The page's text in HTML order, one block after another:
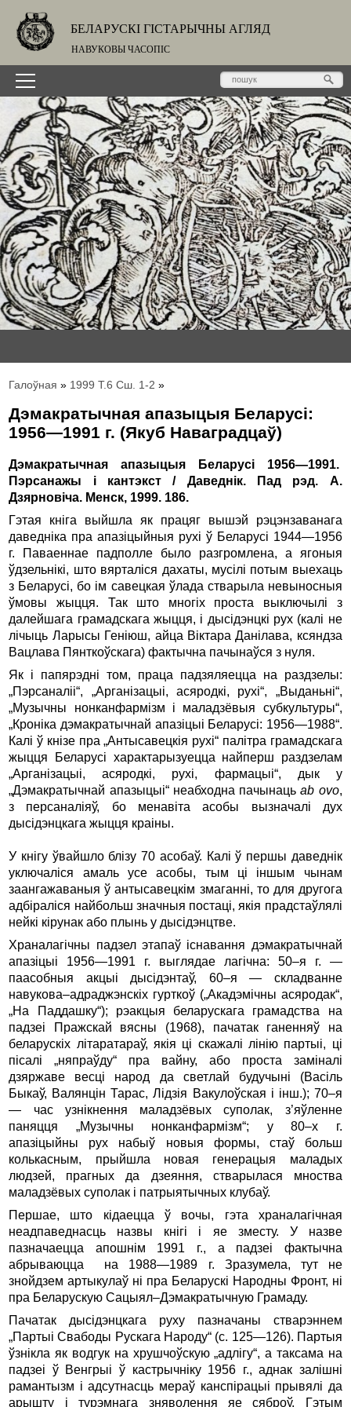
БЕЛАРУСКІ ГІСТАРЫЧНЫ АГЛЯД
НАВУКОВЫ ЧАСОПІС
Галоўная » 1999 Т.6 Сш. 1-2 »
Дэмакратычная апазыцыя Беларусі:
1956—1991 г. (Якуб Наваградцаў)
Дэмакратычная апазыцыя Беларусі 1956—1991.
Пэрсанажы і кантэкст / Даведнік. Пад рэд. А.
Дзярновіча. Менск, 1999. 186.
Гэтая кніга выйшла як працяг вышэй рэцэнзаванага
даведніка пра апазіцыйныя рухі ў Беларусі 1944—1956
г. Паваеннае падполле было разгромлена, а ягоныя
ўдзельнікі, што вярталіся дахаты, мусілі потым выехаць
з Беларусі, бо ім савецкая ўлада стварыла невыносныя
ўмовы жыцця. Так што многіх проста выключылі з
далейшага грамадскага жыцця, і дысідэнцкі рух (калі не
лічыць Ларысы Геніюш, айца Віктара Данілава, ксяндза
Вацлава Пянткоўскага) фактычна пачынаўся з нуля.
Як і папярэдні том, праца падзяляецца на раздзелы:
„Пэрсаналіі“, „Арганізацыі, асяродкі, рухі“, „Выданьні“,
„Музычны нонканфармізм і маладзёвыя субкультуры“,
„Кроніка дэмакратычнай апазіцыі Беларусі: 1956—1988“.
Калі ў кнізе пра „Антысавецкія рухі“ палітра грамадскага
жыцця Беларусі характарызуецца найперш раздзелам
„Арганізацыі, асяродкі, рухі, фармацыі“, дык у
„Дэмакратычнай апазыцыі“ неабходна пачынацьab ovo,
з персаналіяў, бо менавіта асобы вызначалі дух
дысідэнцкага жыцця краіны.
У кнігу ўвайшло блізу 70 асобаў. Калі ў першы даведнік
уключаліся амаль усе асобы, тым ці іншым чынам
заангажаваныя ў антысавецкім змаганні, то для другога
адбіраліся найбольш значныя постаці, якія прадстаўлялі
нейкі кірунак або плынь у дысідэнцтве.
Храналагічны падзел этапаў існавання дэмакратычнай
апазіцыі 1956—1991 г. выглядае лагічна: 50–я г. —
паасобныя акцыі дысідэнтаў, 60–я — складванне
навукова–адраджэнскіх гурткоў („Акадэмічны асяродак“,
„На Паддашку“); рэакцыя беларускага грамадства на
падзеі Пражскай вясны (1968), пачатак ганенняў на
беларускіх літаратараў, якія ці скажалі лінію партыі, ці
пісалі „няпраўду“ пра вайну, або проста заміналі
дзяржаве весці народ да светлай будучыні (Васіль
Быкаў, Валянцін Тарас, Лідзія Вакулоўская і інш.); 70–я
— час узнікнення маладзёвых суполак, з’яўленне
паняцця „Музычны нонканфармізм“; у 80–х г.
апазіцыйны рух набыў новыя формы, стаў больш
колькасным, прыйшла новая генерацыя маладых
людзей, прагных да дзеяння, стварылася мноства
маладзёвых суполак і патрыятычных клубаў.
Першае, што кідаецца ў вочы, гэта храналагічная
неадпаведнасць назвы кнігі і яе зместу. У назве
пазначаецца апошнім 1991 г., а падзеі фактычна
абрываюцца на 1988—1989 г. Зразумела, тут не
знойдзем артыкулаў ні пра Беларускі Народны Фронт, ні
пра Беларускую Сацыял–Дэмакратычную Грамаду.
Пачатак дысідэнцкага руху пазначаны стварэннем
„Партыі Свабоды Рускага Народу“ (с. 125—126). Партыя
ўзнікла як водгук на хрушчоўскую „адлігу“, а таксама на
падзеі ў Венгрыі ў кастрычніку 1956 г., аднак залішні
рамантызм і адсутнасць мераў канспірацыі прывялі да
арышту і турэмнага зняволення яе сяброў. Гэтым